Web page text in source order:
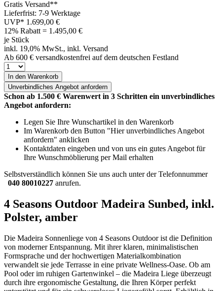
Gratis Versand**
Lieferfrist: 7-9 Werktage
UVP* 1.699,00 €
12% Rabatt = 1.495,00 €
je Stück
inkl. 19,0% MwSt., inkl. Versand
Ab 600 € versandkostenfrei auf dem deutschen Festland
In den Warenkorb
Unverbindliches Angebot anfordern
Schon ab 1.500 € Warenwert in 3 Schritten ein unverbindliches
Angebot anfordern:
Legen Sie Ihre Wunschartikel in den Warenkorb
Im Warenkorb den Button "Hier unverbindliches Angebot
anfordern" anklicken
Kontaktdaten eingeben und von uns ein gutes Angebot für
Ihre Wunschmöblierung per Mail erhalten
Selbstverständlich können Sie uns auch unter der Telefonnummer
040 80010227 anrufen.
4 Seasons Outdoor Madeira Sunbed, inkl.
Polster, amber
Die Madeira Sonnenliege von 4 Seasons Outdoor ist die Definition
von moderner Entspannung. Mit ihrer klaren, minimalistischen
Formsprache und der hochwertigen Materialkombination
verwandelt sie jede Terrasse in eine private Wellness-Oase. Ob am
Pool oder im ruhigen Gartenwinkel – die Madeira Liege überzeugt
durch ihre ergonomische Gestaltung, die Ihren Körper perfekt